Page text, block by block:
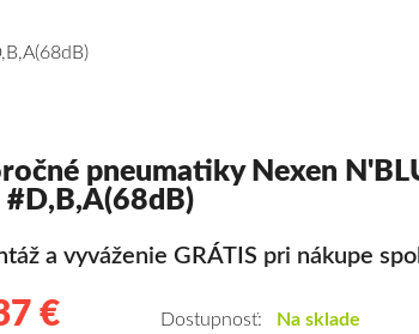
pneumatiky Nexen
a vyváženie GRÁTIS pri nákupe
€ Dostupnosť: Na sklade